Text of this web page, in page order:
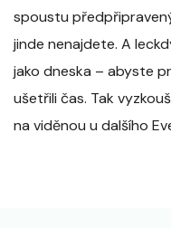
spoustu
jinde nenajdete. A
jako dneska – abyste
ušetřili čas. Tak
na viděnou u dalšího